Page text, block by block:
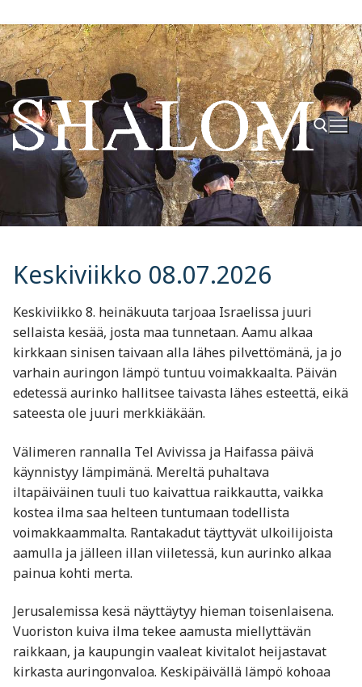
Hyppää
sisältöön
Hae:
Keskiviikko 08.07.2026
Keskiviikko 8. heinäkuuta tarjoaa Israelissa juuri
sellaista kesää, josta maa tunnetaan. Aamu alkaa
kirkkaan sinisen taivaan alla lähes pilvettömänä, ja jo
varhain auringon lämpö tuntuu voimakkaalta. Päivän
edetessä aurinko hallitsee taivasta lähes esteettä, eikä
sateesta ole juuri merkkiäkään.
Välimeren rannalla Tel Avivissa ja Haifassa päivä
käynnistyy lämpimänä. Mereltä puhaltava
iltapäiväinen tuuli tuo kaivattua raikkautta, vaikka
kostea ilma saa helteen tuntumaan todellista
voimakkaammalta. Rantakadut täyttyvät ulkoilijoista
aamulla ja jälleen illan viiletessä, kun aurinko alkaa
painua kohti merta.
Jerusalemissa kesä näyttäytyy hieman toisenlaisena.
Vuoriston kuiva ilma tekee aamusta miellyttävän
raikkaan, ja kaupungin vaaleat kivitalot heijastavat
kirkasta auringonvaloa. Keskipäivällä lämpö kohoaa